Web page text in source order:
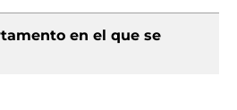
en el que se